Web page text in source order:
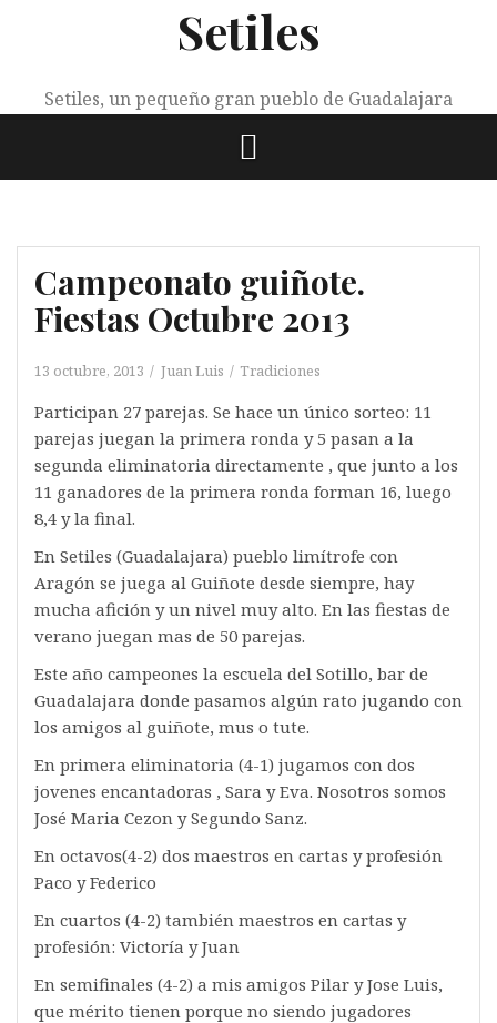
Setiles
Setiles, un pequeño gran pueblo de Guadalajara
Campeonato guiñote.
Fiestas Octubre 2013
13 octubre, 2013 Juan Luis Tradiciones
Participan 27 parejas. Se hace un único sorteo: 11
parejas juegan la primera ronda y 5 pasan a la
segunda eliminatoria directamente , que junto a los
11 ganadores de la primera ronda forman 16, luego
8,4 y la final.
En Setiles (Guadalajara) pueblo limítrofe con
Aragón se juega al Guiñote desde siempre, hay
mucha afición y un nivel muy alto. En las fiestas de
verano juegan mas de 50 parejas.
Este año campeones la escuela del Sotillo, bar de
Guadalajara donde pasamos algún rato jugando con
los amigos al guiñote, mus o tute.
En primera eliminatoria (4-1) jugamos con dos
jovenes encantadoras , Sara y Eva. Nosotros somos
José Maria Cezon y Segundo Sanz.
En octavos(4-2) dos maestros en cartas y profesión
Paco y Federico
En cuartos (4-2) también maestros en cartas y
profesión: Victoría y Juan
En semifinales (4-2) a mis amigos Pilar y Jose Luis,
que mérito tienen porque no siendo jugadores